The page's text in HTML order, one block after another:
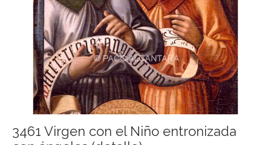
3461 Virgen con el Niño entronizada